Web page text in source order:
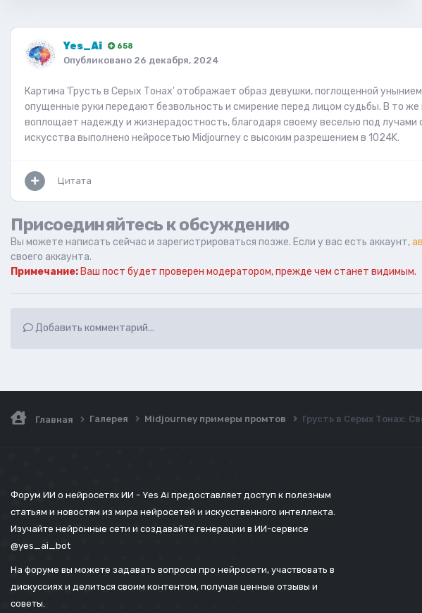
Yes_Ai 658
Опубликовано 26 декабря, 2024
Картина 'Грусть в Серых Тонах' отображает образ девушки, поглощенной
опущенные руки передают безвольность и смирение перед лицом судьбы. В то
воплощает надежду и жизнерадостность, благодаря своему веселью под лучами
искусства выполнено нейросетью Midjourney с высоким разрешением в 1024K.
Цитата
Присоединяйтесь к обсуждению
Вы можете написать сейчас и зарегистрироваться позже. Если у вас есть аккаунт,
своего аккаунта.
Примечание: Ваш пост будет проверен модератором, прежде чем станет видимым.
Добавить комментарий...
Главная Галерея Midjourney примеры промтов Грусть в Серых Тонах:
Форум ИИ о нейросетях ИИ - Yes Ai предоставляет доступ к полезным
статьям и новостям из мира нейросетей и искусственного интеллекта.
Изучайте нейронные сети и создавайте генерации в ИИ-сервисе
@yes_ai_bot
На форуме вы можете задавать вопросы про нейросети, участвовать в
дискуссиях и делиться своим контентом, получая ценные отзывы и
советы.